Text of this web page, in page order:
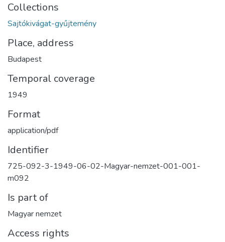
Collections
Sajtókivágat-gyűjtemény
Place, address
Budapest
Temporal coverage
1949
Format
application/pdf
Identifier
725-092-3-1949-06-02-Magyar-nemzet-001-001-
m092
Is part of
Magyar nemzet
Access rights